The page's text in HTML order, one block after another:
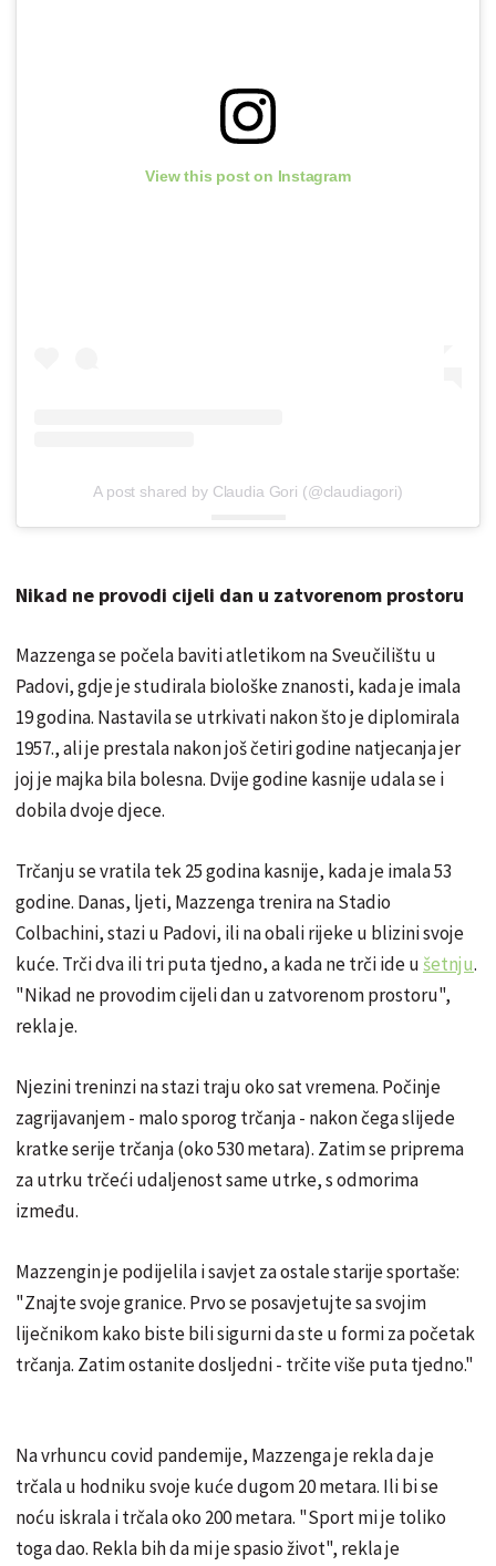
View this post on Instagram
A post shared by Claudia Gori (@claudiagori)
Nikad ne provodi cijeli dan u zatvorenom prostoru
Mazzenga se počela baviti atletikom na Sveučilištu u
Padovi, gdje je studirala biološke znanosti, kada je imala
19 godina. Nastavila se utrkivati nakon što je diplomirala
1957., ali je prestala nakon još četiri godine natjecanja jer
joj je majka bila bolesna. Dvije godine kasnije udala se i
dobila dvoje djece.
Trčanju se vratila tek 25 godina kasnije, kada je imala 53
godine. Danas, ljeti, Mazzenga trenira na Stadio
Colbachini, stazi u Padovi, ili na obali rijeke u blizini svoje
kuće. Trči dva ili tri puta tjedno, a kada ne trči ide u šetnju.
"Nikad ne provodim cijeli dan u zatvorenom prostoru",
rekla je.
Njezini treninzi na stazi traju oko sat vremena. Počinje
zagrijavanjem - malo sporog trčanja - nakon čega slijede
kratke serije trčanja (oko 530 metara). Zatim se priprema
za utrku trčeći udaljenost same utrke, s odmorima
između.
Mazzengin je podijelila i savjet za ostale starije sportaše:
"Znajte svoje granice. Prvo se posavjetujte sa svojim
liječnikom kako biste bili sigurni da ste u formi za početak
trčanja. Zatim ostanite dosljedni - trčite više puta tjedno."
Na vrhuncu covid pandemije, Mazzenga je rekla da je
trčala u hodniku svoje kuće dugom 20 metara. Ili bi se
noću iskrala i trčala oko 200 metara. "Sport mi je toliko
toga dao. Rekla bih da mi je spasio život", rekla je